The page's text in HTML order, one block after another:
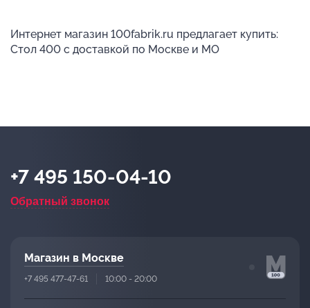
Интернет магазин 100fabrik.ru предлагает купить:
Стол 400 с доставкой по Москве и МО
+7 495 150-04-10
Обратный звонок
Магазин в Москве
+7 495 477-47-61 10:00 - 20:00